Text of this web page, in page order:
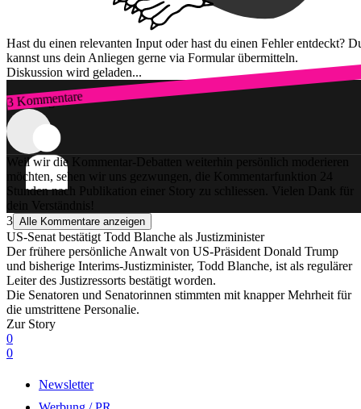
Hast du einen relevanten Input oder hast du einen Fehler entdeckt?
kannst uns dein Anliegen gerne via Formular übermitteln.
Diskussion wird geladen...
3 Kommentare
Zum Login
Weil wir die Kommentar-Debatten weiterhin persönlich moderieren
möchten, sehen wir uns gezwungen, die Kommentarfunktion 24
Stunden nach Publikation einer Story zu schliessen. Vielen Dank für
dein Verständnis!
3 Alle Kommentare anzeigen
US-Senat bestätigt Todd Blanche als Justizminister
Der frühere persönliche Anwalt von US-Präsident Donald Trump
und bisherige Interims-Justizminister, Todd Blanche, ist als regulärer
Leiter des Justizressorts bestätigt worden.
Die Senatoren und Senatorinnen stimmten mit knapper Mehrheit für
die umstrittene Personalie.
Zur Story
0
0
Newsletter